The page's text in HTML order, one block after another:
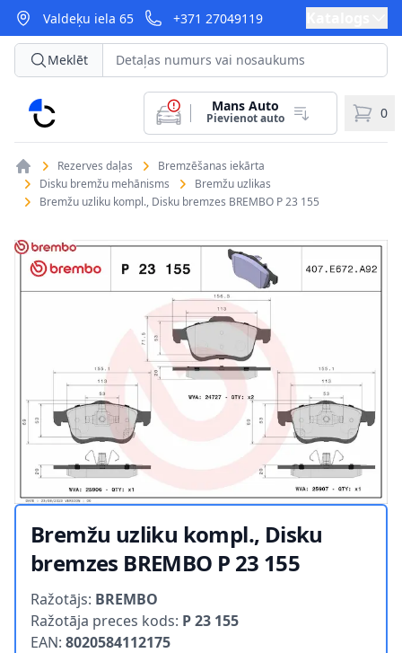
Valdeķu iela 65 +371 27049119
CarParts
Meklēt
Mans Auto
Pievienot auto 0
Rezerves daļas
Bremzēšanas iekārta
Disku bremžu mehānisms
Bremžu uzlikas
Bremžu uzliku kompl., Disku bremzes BREMBO P 23 155
Bremžu uzliku kompl., Disku
bremzes BREMBO P 23 155
Ražotājs: BREMBO
Ražotāja preces kods: P 23 155
EAN: 8020584112175